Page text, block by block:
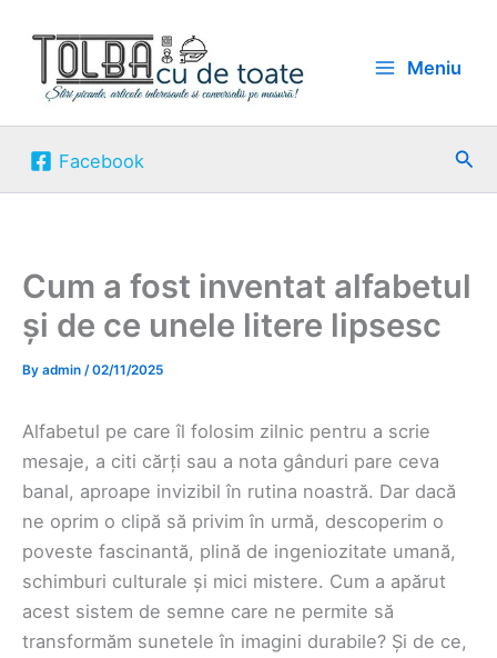
content
Meniu
Facebook
Cum a fost inventat alfabetul
și de ce unele litere lipsesc
By admin /02/11/2025
Alfabetul pe care îl folosim zilnic pentru a scrie
mesaje, a citi cărți sau a nota gânduri pare ceva
banal, aproape invizibil în rutina noastră. Dar dacă
ne oprim o clipă să privim în urmă, descoperim o
poveste fascinantă, plină de ingeniozitate umană,
schimburi culturale și mici mistere. Cum a apărut
acest sistem de semne care ne permite să
transformăm sunetele în imagini durabile? Și de ce,